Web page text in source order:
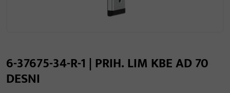
6-37675-34-R-1 | PRIH. LIM KBE AD 70
DESNI